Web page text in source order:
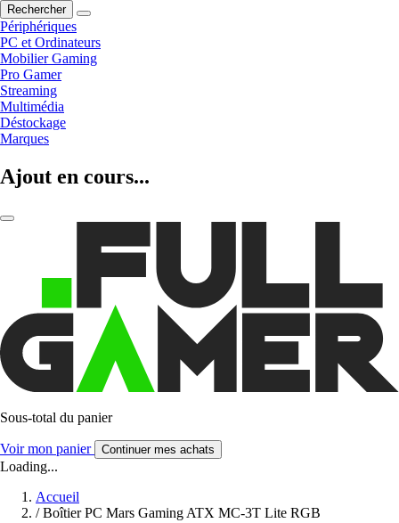
Rechercher
Périphériques
PC et Ordinateurs
Mobilier Gaming
Pro Gamer
Streaming
Multimédia
Déstockage
Marques
Ajout en cours...
Sous-total du panier
Voir mon panier Continuer mes achats
Loading...
Accueil
/ Boîtier PC Mars Gaming ATX MC-3T Lite RGB